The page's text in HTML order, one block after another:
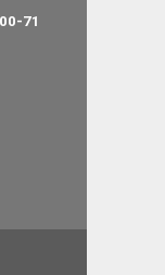
71